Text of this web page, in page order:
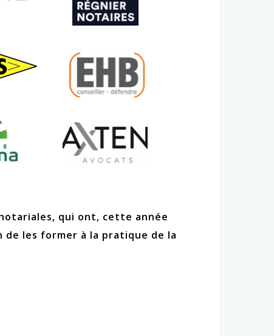
qui ont, cette année
les former à la pratique de la